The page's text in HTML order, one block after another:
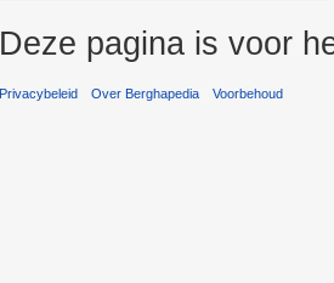
Deze pagina is voor
Privacybeleid Over Berghapedia Voorbehoud